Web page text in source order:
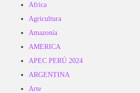
Africa
Agricultura
Amazonía
AMERICA
APEC PERÚ 2024
ARGENTINA
Arte